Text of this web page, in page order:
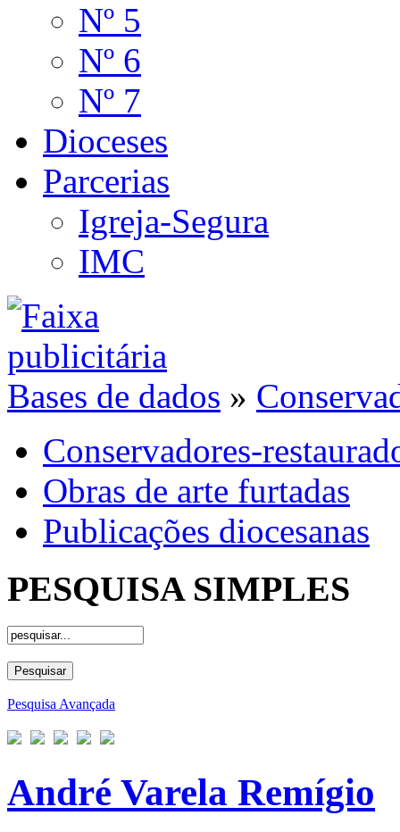
Nº 5
Nº 6
Nº 7
Dioceses
Parcerias
Igreja-Segura
IMC
Bases de dados »
Conservadores-
Obras de arte furtadas
Publicações diocesanas
PESQUISA SIMPLES
Pesquisa Avançada
André Varela Remígio